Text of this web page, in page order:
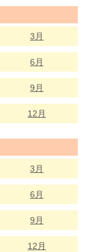
3月
6月
9月
12月
3月
6月
9月
12月